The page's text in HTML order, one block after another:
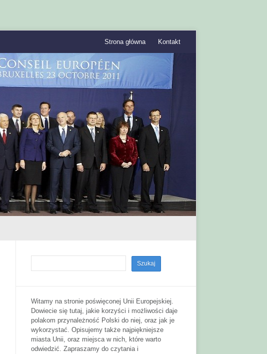
Strona główna Kontakt
Witamy na stronie poświęconej Unii Europejskiej.
Dowiecie się tutaj, jakie korzyści i możliwości daje
polakom przynależność Polski do niej, oraz jak je
wykorzystać. Opisujemy także najpiękniejsze
miasta Unii, oraz miejsca w nich, które warto
odwiedzić. Zapraszamy do czytania i